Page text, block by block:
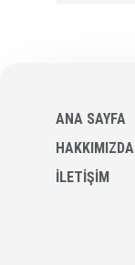
ANA SAYFA
HAKKIMIZDA
İLETİŞİM